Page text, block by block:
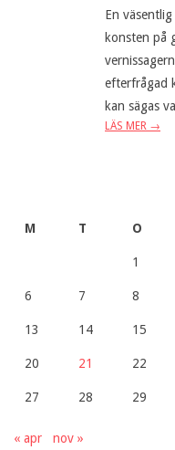
En
konsten på
efterfrågad
kan sägas
LÄS MER →
M T O
1
6 7 8
13 14 15
20 21 22
27 28 29
« apr nov »